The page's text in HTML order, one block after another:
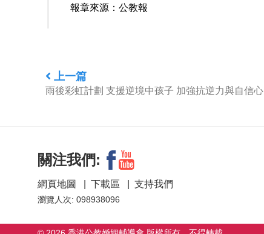
報章來源： 公教報
上一篇
雨後彩虹計劃 支援逆境中孩子 加強抗逆力與自信心
關注我們:
網頁地圖 下載區 支持我們
瀏覽人次: 098938096